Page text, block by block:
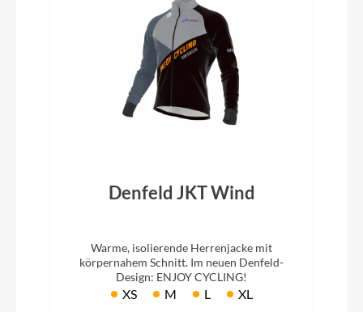
Denfeld JKT Wind
Warme, isolierende Herrenjacke mit
körpernahem Schnitt. Im neuen Denfeld-
Design: ENJOY CYCLING!
XS M L XL